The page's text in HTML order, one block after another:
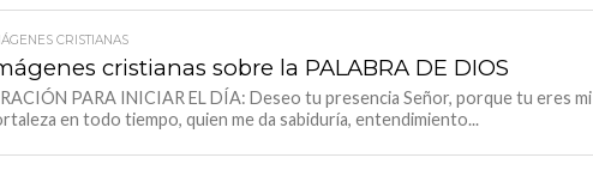
CRISTIANAS
cristianas sobre la PALABRA DE DIOS
PARA INICIAR EL DÍA: Deseo tu presencia Señor, porque tu eres mi
en todo tiempo, quien me da sabiduría, entendimiento...